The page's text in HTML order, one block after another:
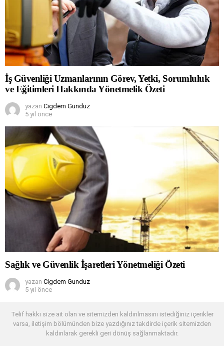
İş Güvenliği Uzmanlarının Görev, Yetki, Sorumluluk
ve Eğitimleri Hakkında Yönetmelik Özeti
yazan Cigdem Gunduz
5 yıl önce
Sağlık ve Güvenlik İşaretleri Yönetmeliği Özeti
yazan Cigdem Gunduz
5 yıl önce
Telif hakkı size ait olan ve sitemizden kaldırılmasını istediğiniz içerikler
varsa, iletişim bölümünden bize yazdığınız takdirde içerik sitemizden
kaldırılarak gerekli geri dönüş sağlanmaktadır.